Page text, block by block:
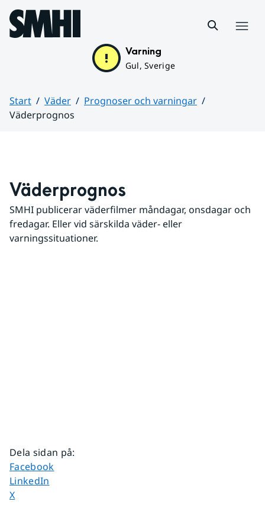
Hoppa till sidans innehåll
Varning
Gul, Sverige
Start Väder
Prognoser och varningar
Väderprognos
Väderprognos
SMHI publicerar väderfilmer måndagar, onsdagar och
fredagar. Eller vid särskilda väder- eller
varningssituationer.
Dela sidan på:
Dela sidan på
Facebook
Dela sidan på
LinkedIn
Dela sidan på
X